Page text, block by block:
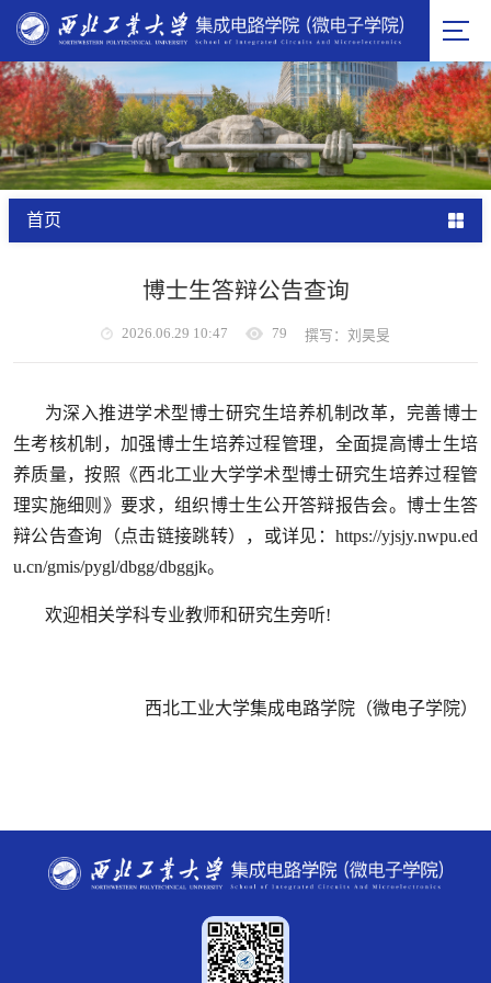
首页
博士生答辩公告查询
2026.06.29 10:47 79 撰写：刘昊旻
为深入推进学术型博士研究生培养机制改革，完善博士
生考核机制，加强博士生培养过程管理，全面提高博士生培
养质量，按照《西北工业大学学术型博士研究生培养过程管
理实施细则》要求，组织博士生公开答辩报告会。博士生答
辩公告查询（点击链接跳转），或详见：https://yjsjy.nwpu.ed
u.cn/gmis/pygl/dbgg/dbggjk。
欢迎相关学科专业教师和研究生旁听!
西北工业大学集成电路学院（微电子学院）